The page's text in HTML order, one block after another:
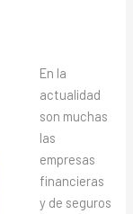
En la
actualidad
son muchas
las
empresas
financieras
y de seguros